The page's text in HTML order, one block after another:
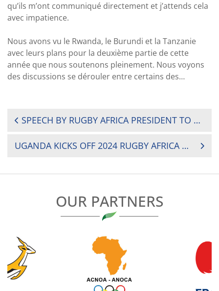
qu’ils m’ont communiqué directement et j’attends cela
avec impatience.
Nous avons vu le Rwanda, le Burundi et la Tanzanie
avec leurs plans pour la deuxième partie de cette
année que nous soutenons pleinement. Nous voyons
des discussions se dérouler entre certains des…
POST
SPEECH BY RUGBY AFRICA PRESIDENT TO LAUNCH 2024 RUGBY AFRICA CUP – KAMPALA
UGANDA KICKS OFF 2024 RUGBY AFRICA CUP WITH HISTORIC CEREMONY
OUR PARTNERS